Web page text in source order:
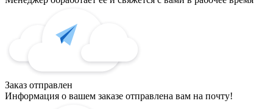
Заказ отправлен
Информация о вашем заказе отправлена вам на почту!